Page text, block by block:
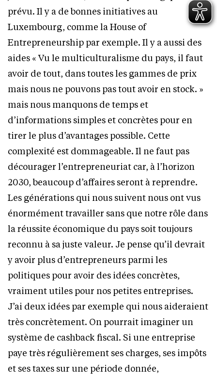
prévu. Il y a de bonnes initiatives au
Luxembourg, comme la House of
Entrepreneurship par exemple. Il y a aussi des
aides « Vu le multiculturalisme du pays, il faut
avoir de tout, dans toutes les gammes de prix
mais nous ne pouvons pas tout avoir en stock. »
mais nous manquons de temps et
d’informations simples et concrètes pour en
tirer le plus d’avantages possible. Cette
complexité est dommageable. Il ne faut pas
décourager l’entrepreneuriat car, à l’horizon
2030, beaucoup d’affaires seront à reprendre.
Les générations qui nous suivent nous ont vus
énormément travailler sans que notre rôle dans
la réussite économique du pays soit toujours
reconnu à sa juste valeur. Je pense qu’il devrait
y avoir plus d’entrepreneurs parmi les
politiques pour avoir des idées concrètes,
vraiment utiles pour nos petites entreprises.
J’ai deux idées par exemple qui nous aideraient
très concrètement. On pourrait imaginer un
système de cashback fiscal. Si une entreprise
paye très régulièrement ses charges, ses impôts
et ses taxes sur une période donnée,